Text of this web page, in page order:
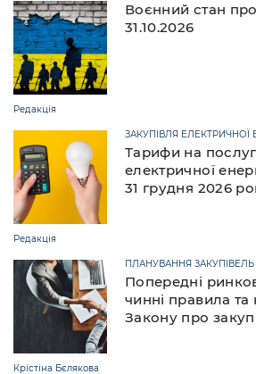
Воєнний стан
31.10.2026
Редакція
Тарифи на
електричної
31 грудня 2026
ЗАКУПІВЛЯ ЕЛЕКТРИЧНОЇ
Редакція
Попередні
чинні правила
Закону про
ПЛАНУВАННЯ ЗАКУПІВЕЛЬ
Крістіна Бєлякова